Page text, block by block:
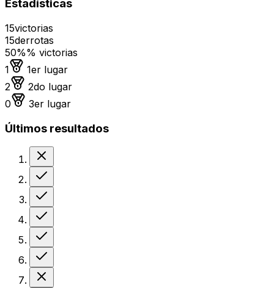
Estadísticas
15victorias
15derrotas
50%% victorias
1
Medalla de oro
1er lugar
2
Medalla de plata
2do lugar
0
Medalla de bronce
3er lugar
Últimos resultados